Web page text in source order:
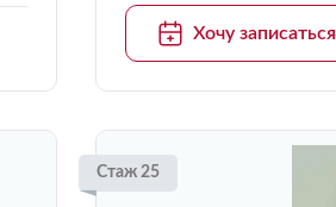
Хочу записаться
Стаж 25